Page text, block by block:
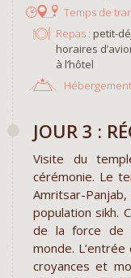
Repas : petit-
horaires
à l’hôtel
JOUR 3 :
Visite du
cérémonie. Le
Amritsar-
population sikh.
de la force de
monde.
croyances et